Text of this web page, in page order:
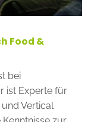
Food &
bei
ist Experte für
Vertical